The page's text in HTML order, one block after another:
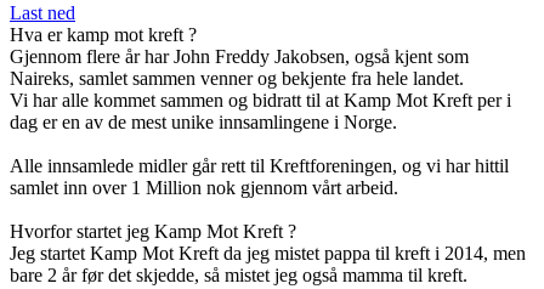
Last ned
Hva er kamp mot kreft ?
Gjennom flere år har John Freddy Jakobsen, også kjent som
Naireks, samlet sammen venner og bekjente fra hele landet.
Vi har alle kommet sammen og bidratt til at Kamp Mot Kreft per i
dag er en av de mest unike innsamlingene i Norge.
Alle innsamlede midler går rett til Kreftforeningen, og vi har hittil
samlet inn over 1 Million nok gjennom vårt arbeid.
Hvorfor startet jeg Kamp Mot Kreft ?
Jeg startet Kamp Mot Kreft da jeg mistet pappa til kreft i 2014, men
bare 2 år før det skjedde, så mistet jeg også mamma til kreft.